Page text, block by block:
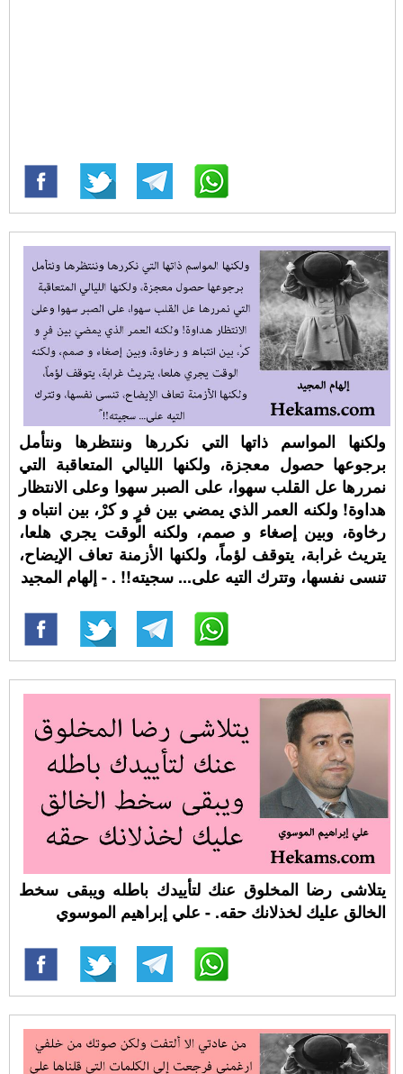
ولكنها المواسم ذاتها التي نكررها وننتظرها ونتأمل
برجوعها حصول معجزة، ولكنها الليالي المتعاقبة التي
نمررها عل القلب سهوا، على الصبر سهوا وعلى الانتظار
هداوة! ولكنه العمر الذي يمضي بين فرٍ و كرْ، بين انتباه و
رخاوة، وبين إصغاء و صمم، ولكنه الوقت يجري هلعا،
يتريث غرابة، يتوقف لؤماً، ولكنها الأزمنة تعاف الإيضاح،
تنسى نفسها، وتترك التيه على... سجيته!! ⁧. - إلهام المجيد
يتلاشى رضا المخلوق عنك لتأييدك باطله ويبقى سخط
الخالق عليك لخذلانك حقه. - علي إبراهيم الموسوي